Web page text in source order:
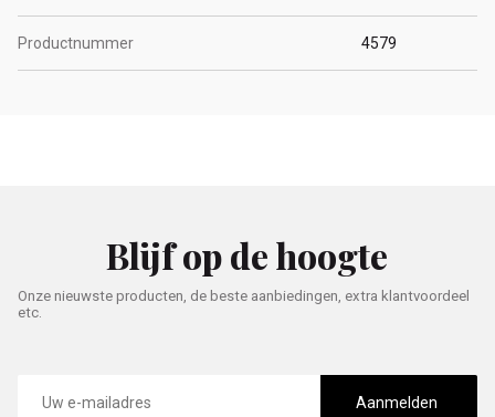
Productnummer 4579
Blijf op de hoogte
Onze nieuwste producten, de beste aanbiedingen, extra klantvoordeel
etc.
mailadres
Aanmelden